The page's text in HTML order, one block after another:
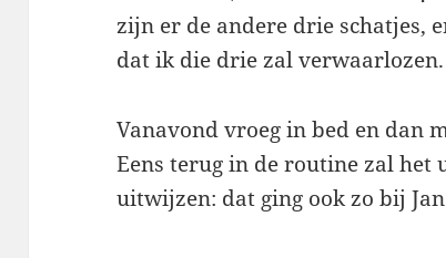
zijn er de andere drie schatjes,
dat ik die drie zal verwaarlozen.
Vanavond vroeg in bed en dan
Eens terug in de routine zal
uitwijzen: dat ging ook zo bij